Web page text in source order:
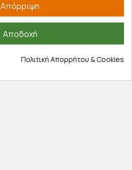
Καλάθι
Απόρριψη
Αποδοχή
Πολιτική Απορρήτου & Cookies